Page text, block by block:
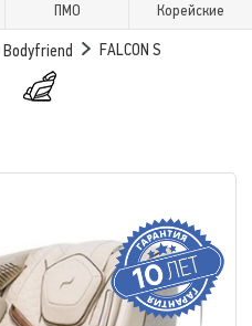
ПМО Корейские
Bodyfriend FALCON S